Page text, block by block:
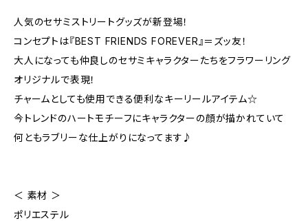
人気のセサミストリートグッズが新登場！
コンセプトは『BEST FRIENDS FOREVER』＝ズッ友！
大人になっても仲良しのセサミキャラクターたちをフラワーリング
オリジナルで表現！
チャームとしても使用できる便利なキーリールアイテム☆
今トレンドのハートモチーフにキャラクターの顔が描かれていて
何ともラブリーな仕上がりになってます♪
＜ 素材 ＞
ポリエステル